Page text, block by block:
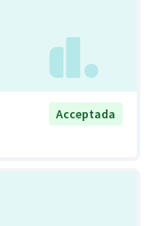
Acceptada